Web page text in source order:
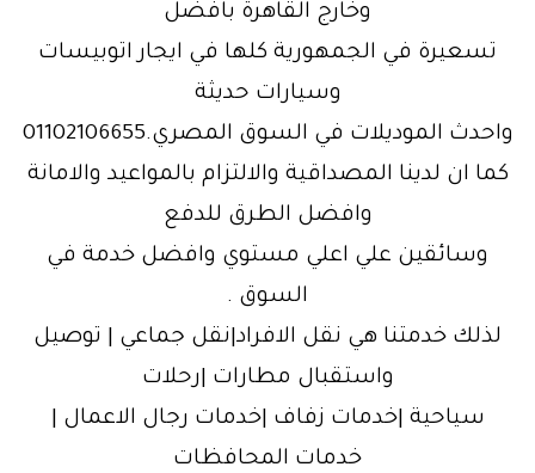
وخارج القاهرة بافضل
تسعيرة في الجمهورية كلها في ايجار اتوبيسات
وسيارات حديثة
واحدث الموديلات في السوق المصري.01102106655
كما ان لدينا المصداقية والالتزام بالمواعيد والامانة
وافضل الطرق للدفع
وسائقين علي اعلي مستوي وافضل خدمة في
السوق .
لذلك خدمتنا هي نقل الافراد|نقل جماعي | توصيل
واستقبال مطارات |رحلات
سياحية |خدمات زفاف |خدمات رجال الاعمال |
خدمات المحافظات